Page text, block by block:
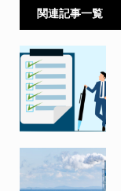
関連記事一覧